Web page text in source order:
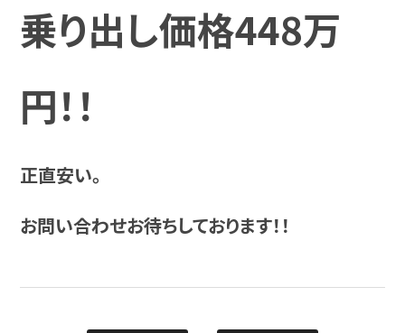
乗り出し価格448万
円！！
正直安い。
お問い合わせお待ちしております！！